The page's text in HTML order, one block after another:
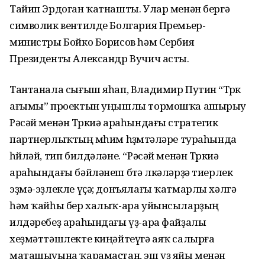
Тайип Эрдоган ҡатнашты. Улар менән бергә
символик вентилде Болгария Премьер-
министры Бойко Борисов һәм Сербия
Президенты Александр Вучич асты.
Тантанала сығыш яһап, Владимир Путин “Төрөк
ағымы” проектын уңышлы тормошҡа ашырыу
Рәсәй менән Төркиә араһындағы стратегик
партнерлыҡтың мөһим һөҙөмтәләре тураһында
һөйләй, тип билдәләне. “Рәсәй менән Төркиә
араһындағы бәйләнеш бөтә өлкәләрҙә тиерлек
эҙмә-эҙлекле үҫә; донъялағы ҡатмарлы хәлгә
һәм ҡайһы бер халыҡ-ара уйынсыларҙың
илдәребеҙ араһындағы үҙ-ара файҙалы
хеҙмәттәшлекте киңәйтеүгә аяҡ салырға
маташыуына ҡарамаҫтан, эш үҙ яйы менән